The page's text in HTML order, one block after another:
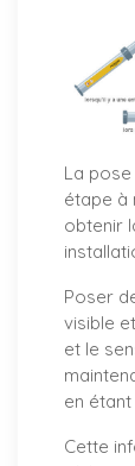
La
étape à
obtenir
Poser
visible
et le
en
Cette